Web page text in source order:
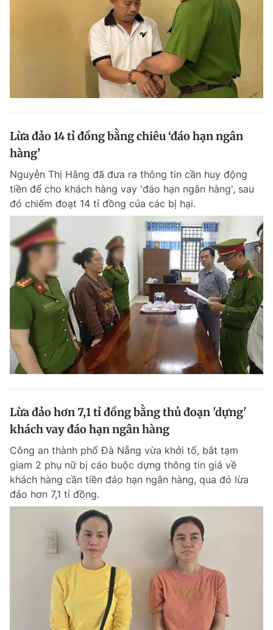
Magazine
Bạn cần biết
Thông tin tòa soạn Liên hệ quảng cáo
Đọc Thanh Niên trên điện thoại
Theo dõi báo trên
Hotline
0906 645 777
Liên hệ quảng cáo
Đặt báo Quảng cáo RSS Tòa soạn Chính sách bảo
Phó tổng biên tập thường trực: Hải Thành
Phó tổng biên tập: Lâm Hiếu Dũng
Phó tổng biên tập: Trần Việt Hưng
Tổng thư ký tòa soạn: Đức Trung
Giấy phép xuất bản số 110/GP - BTTTT cấp ngày 24.3.2020
© 2003-2026 Bản quyền thuộc về Báo Thanh Niên. Cấm sao chép
dưới mọi hình thức nếu không có sự chấp thuận bằng văn bản.
Phát triển bởi ePi Technologies, JSC.
Lừa đảo 14 tỉ đồng bằng chiêu ‘đáo hạn ngân
hàng’
Nguyễn Thị Hằng đã đưa ra thông tin cần huy động
tiền để cho khách hàng vay 'đáo hạn ngân hàng', sau
đó chiếm đoạt 14 tỉ đồng của các bị hại.
Lừa đảo hơn 7,1 tỉ đồng bằng thủ đoạn 'dựng'
khách vay đáo hạn ngân hàng
Công an thành phố Đà Nẵng vừa khởi tố, bắt tạm
giam 2 phụ nữ bị cáo buộc dựng thông tin giả về
khách hàng cần tiền đáo hạn ngân hàng, qua đó lừa
đảo hơn 7,1 tỉ đồng.